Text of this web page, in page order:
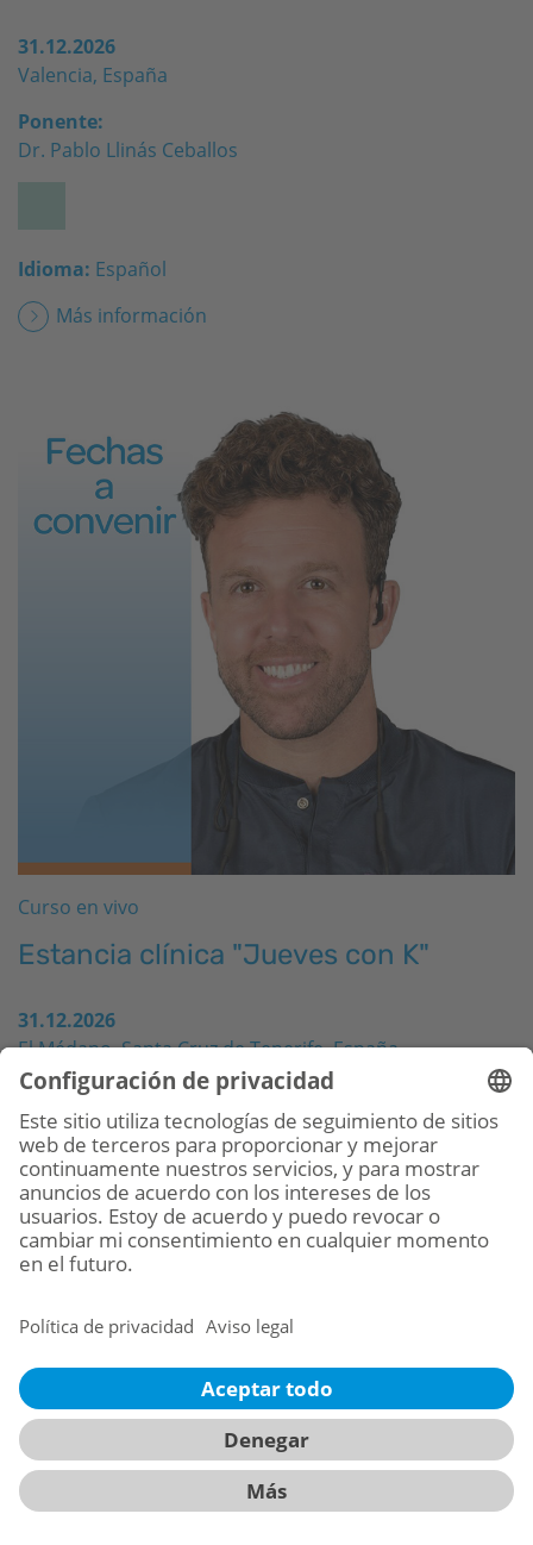
31.12.2026
Valencia, España
Ponente:
Dr. Pablo Llinás Ceballos
Idioma: Español
Más información
Curso en vivo
Estancia clínica "Jueves con K"
31.12.2026
El Médano, Santa Cruz de Tenerife, España
Ponente:
Dr. Mariano Escudero
Idioma:Español
siguiente